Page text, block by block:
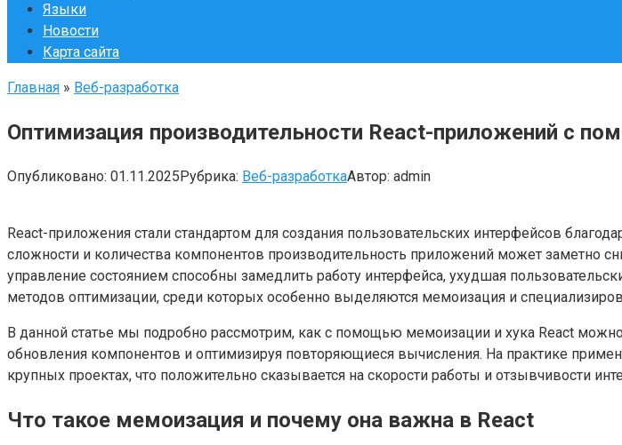
Языки
Новости
Карта сайта
Главная » Веб-разработка
Оптимизация производительности React-приложений с
Опубликовано: 01.11.2025Рубрика: Веб-разработкаАвтор: admin
React-приложения стали стандартом для создания пользовательских интерфейсов
сложности и количества компонентов производительность приложений может заметно
управление состоянием способны замедлить работу интерфейса, ухудшая
методов оптимизации, среди которых особенно выделяются мемоизация и
В данной статье мы подробно рассмотрим, как с помощью мемоизации и хука React
обновления компонентов и оптимизируя повторяющиеся вычисления. На практике
крупных проектах, что положительно сказывается на скорости работы и отзывчивости
Что такое мемоизация и почему она важна в React